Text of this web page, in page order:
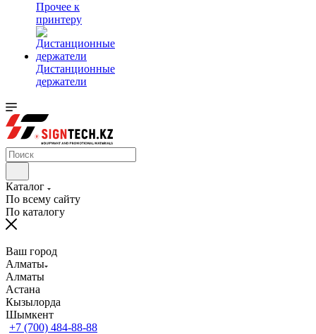
Прочее к
принтеру
Дистанционные
держатели
Каталог
По всему сайту
По каталогу
Ваш город
Алматы
Алматы
Астана
Кызылорда
Шымкент
+7 (700) 484-88-88